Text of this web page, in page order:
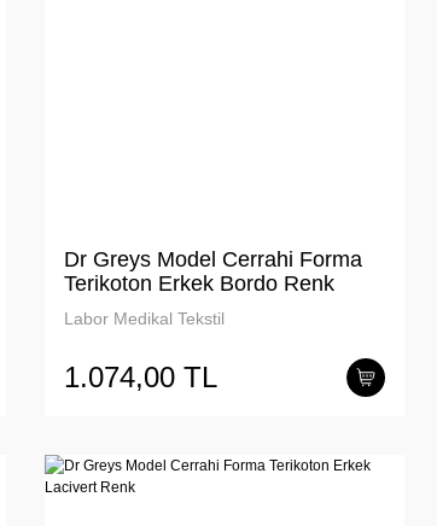
Dr Greys Model Cerrahi Forma
Terikoton Erkek Bordo Renk
Labor Medikal Tekstil
1.074,00 TL